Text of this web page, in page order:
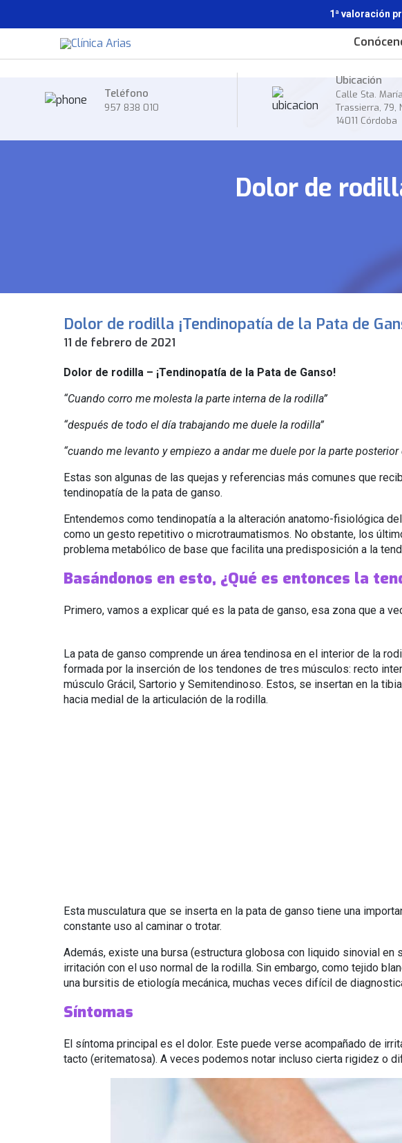
1ª valoración
Teléfono
957 838 010
Ubicación
Calle Sta.
Trassierra, 79,
14011 Córdoba
Dolor de
Dolor de rodilla ¡Tendinopatía de la Pata de
11 de febrero de 2021
Dolor de rodilla – ¡Tendinopatía de la Pata de Ganso!
“Cuando corro me molesta la parte interna de la rodilla”
“después de todo el día trabajando me duele la rodilla”
“cuando me levanto y empiezo a andar me duele por la parte
Estas son algunas de las quejas y referencias más comunes que
tendinopatía de la pata de ganso.
Entendemos como tendinopatía a la alteración anatomo-fisiológica
como un gesto repetitivo o microtraumatismos. No obstante, los
problema metabólico de base que facilita una predisposición a la
Basándonos en esto, ¿Qué es entonces la
Primero, vamos a explicar qué es la pata de ganso, esa zona que a
La pata de ganso comprende un área tendinosa en el interior de la
formada por la inserción de los tendones de tres músculos: recto
músculo Grácil, Sartorio y Semitendinoso. Estos, se insertan en la
hacia medial de la articulación de la rodilla.
Esta musculatura que se inserta en la pata de ganso tiene una
constante uso al caminar o trotar.
Además, existe una bursa (estructura globosa con liquido sinovial
irritación con el uso normal de la rodilla. Sin embargo, como tejido
una bursitis de etiología mecánica, muchas veces difícil de
Síntomas
El síntoma principal es el dolor. Este puede verse acompañado de
tacto (eritematosa). A veces podemos notar incluso cierta rigidez o